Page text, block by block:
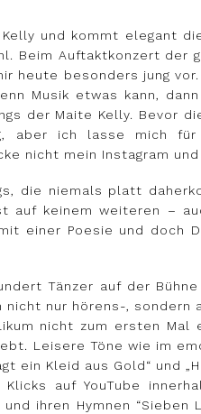
und kommt elegant
Beim Auftaktkonzert der
heute besonders jung
Musik etwas kann,
der Maite Kelly. Bevor
aber ich lasse mich
nicht mein Instagram
die niemals platt
auf keinem weiteren –
einer Poesie und doch
Tänzer auf der
nur hörens-, sondern
nicht zum ersten Mal
Leisere Töne wie im
Kleid aus Gold“ und
auf YouTube
ihren Hymnen “Sieben